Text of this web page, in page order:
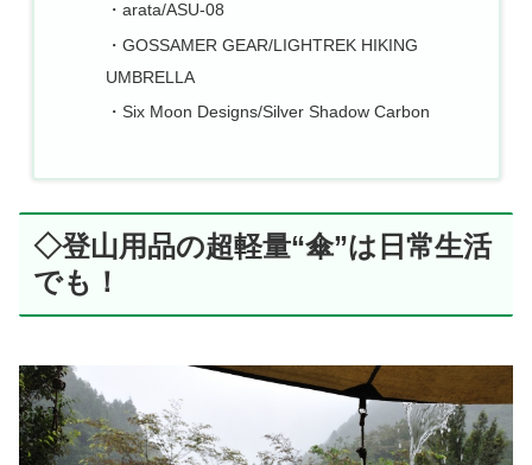
・arata/ASU-08
・GOSSAMER GEAR/LIGHTREK HIKING
UMBRELLA
・Six Moon Designs/Silver Shadow Carbon
◇登山用品の超軽量“傘”は日常生活
でも！